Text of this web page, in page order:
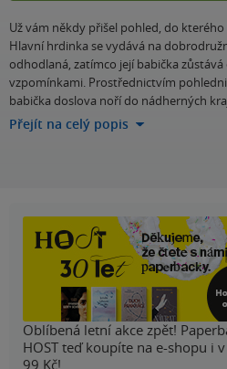
Už vám někdy přišel pohled, do
Hlavní hrdinka se vydává na
odhodlaná, zatímco její babička
vzpomínkami. Prostřednictvím
babička doslova noří do nádherných
Přejít na celý popis
Oblíbená letní akce zpět!
HOST teď koupíte na e-shopu i
99 Kč!